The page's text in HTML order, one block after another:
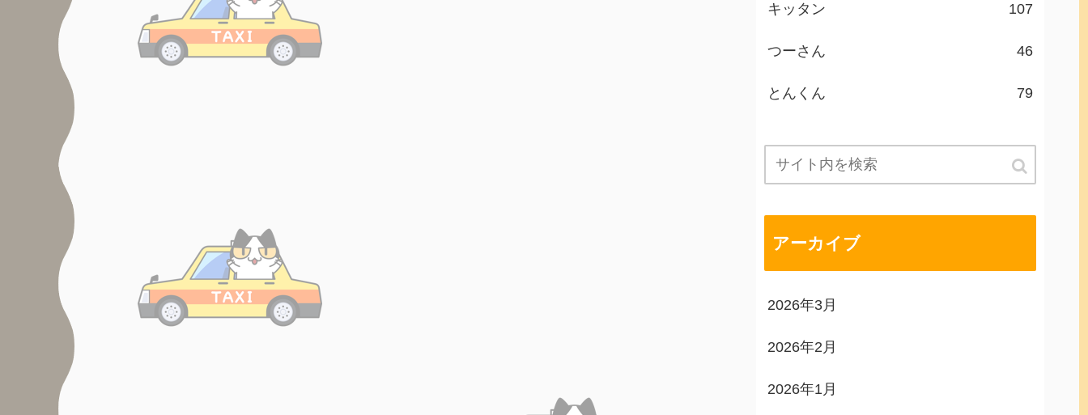
キッタン 107
つーさん 46
とんくん 79
アーカイブ
2026年3月
2026年2月
2026年1月